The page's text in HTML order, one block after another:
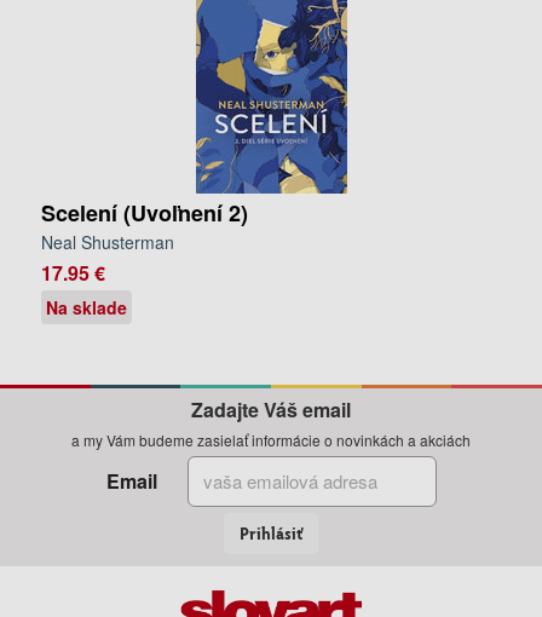
Scelení (Uvoľnení 2)
Neal Shusterman
17.95 €
Na sklade
Zadajte Váš email
a my Vám budeme zasielať informácie o novinkách a akciách
Email
Prihlásiť